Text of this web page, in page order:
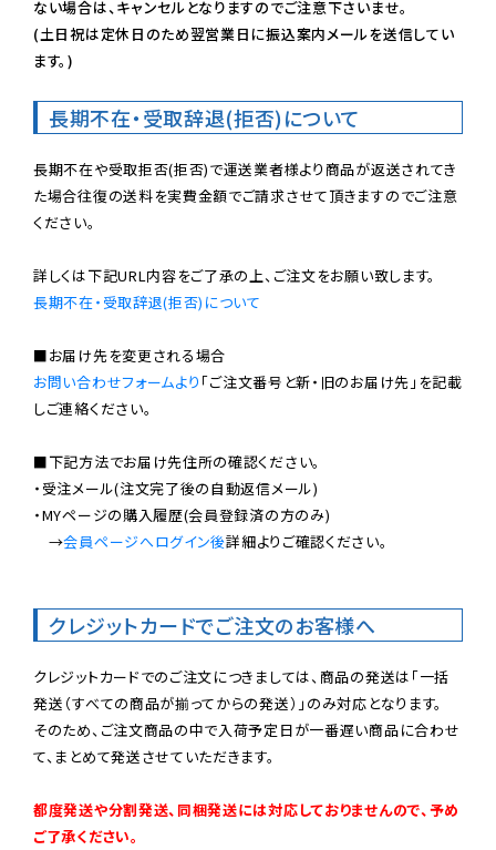
ない場合は、キャンセルとなりますのでご注意下さいませ。
(土日祝は定休日のため翌営業日に振込案内メールを送信してい
ます。)
長期不在・受取辞退(拒否)について
長期不在や受取拒否(拒否)で運送業者様より商品が返送されてき
た場合往復の送料を実費金額でご請求させて頂きますのでご注意
ください。
長期不在・受取辞退(拒否)について
お問い合わせフォームより 「ご注文番号と新・旧のお届け先」を記載
しご連絡ください。
■下記方法でお届け先住所の確認ください。
・受注メール(注文完了後の自動返信メール)
・MYページの購入履歴(会員登録済の方のみ)
→会員ページへログイン後詳細よりご確認ください。
クレジットカードでご注文のお客様へ
クレジットカードでのご注文につきましては、商品の発送は「一括
発送（すべての商品が揃ってからの発送）」のみ対応となります。
そのため、ご注文商品の中で入荷予定日が一番遅い商品に合わせ
て、まとめて発送させていただきます。
都度発送や分割発送、同梱発送には対応しておりませんので、予め
ご了承ください。